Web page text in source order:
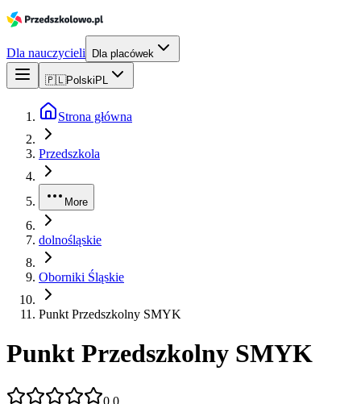
Dla nauczycieli Dla placówek
🇵🇱Polski PL
Strona główna
Przedszkola
More
dolnośląskie
Oborniki Śląskie
Punkt Przedszkolny SMYK
Punkt Przedszkolny SMYK
0.0